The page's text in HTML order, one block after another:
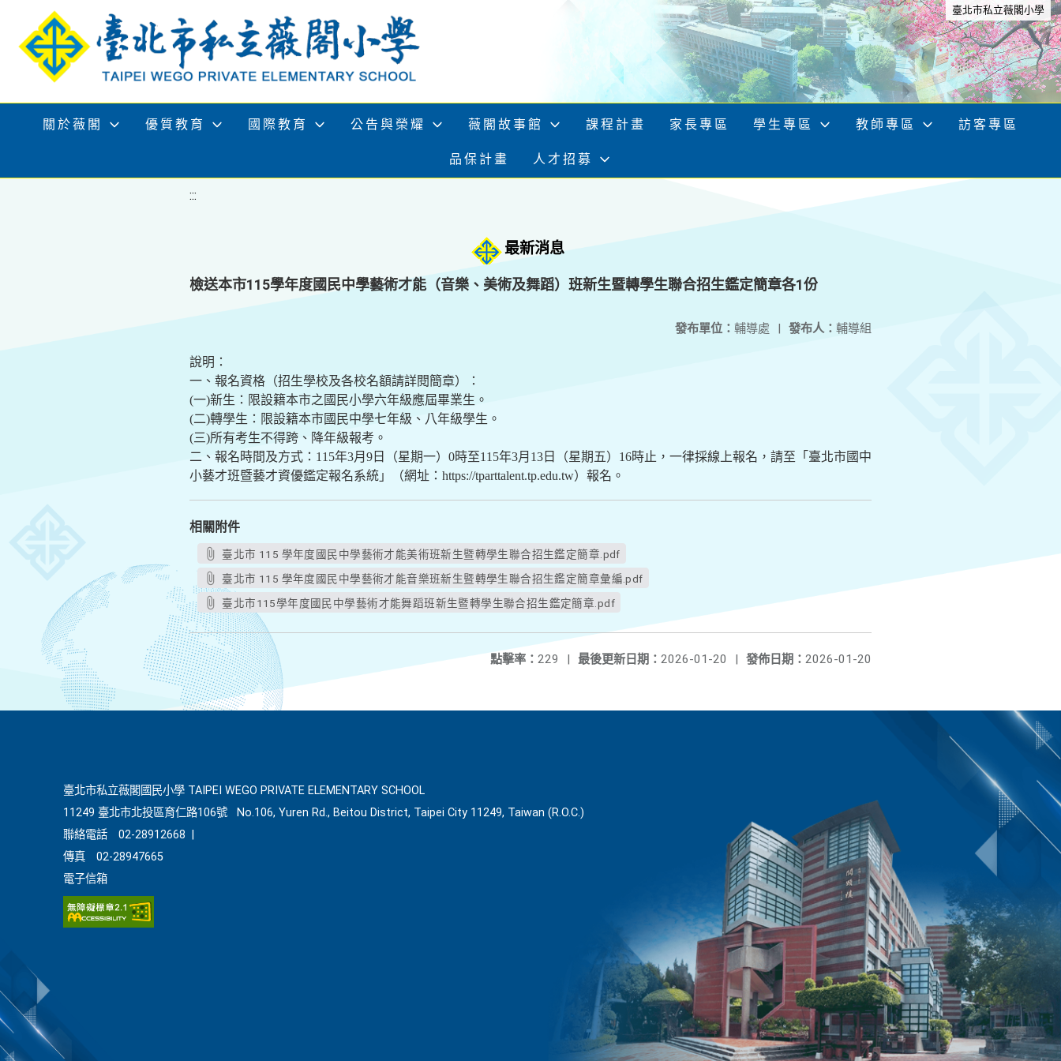
移至網頁之主要內容區位置 臺北市私立薇閣小學
關於薇閣 優質教育 國際教育 公告與榮耀 薇閣故事館 課程計畫 家長專區 學生專區 教師專區 訪客專區
品保計畫 人才招募
:::
最新消息
檢送本市115學年度國民中學藝術才能（音樂、美術及舞蹈）班新生暨轉學生聯合招生鑑定簡章各1份
發布人： 輔導組
發布單位： 輔導處 |
說明：
一、報名資格（招生學校及各校名額請詳閱簡章）：
(一)新生：限設籍本市之國民小學六年級應屆畢業生。
(二)轉學生：限設籍本市國民中學七年級、八年級學生。
(三)所有考生不得跨、降年級報考。
二、報名時間及方式：115年3月9日（星期一）0時至115年3月13日（星期五）16時止，一律採線上報名，請至「臺北市國中
小藝才班暨藝才資優鑑定報名系統」（網址：https://tparttalent.tp.edu.tw）報名。
相關附件
臺北市 115 學年度國民中學藝術才能美術班新生暨轉學生聯合招生鑑定簡章.pdf
臺北市 115 學年度國民中學藝術才能音樂班新生暨轉學生聯合招生鑑定簡章彙編.pdf
臺北市115學年度國民中學藝術才能舞蹈班新生暨轉學生聯合招生鑑定簡章.pdf
發佈日期： 2026-01-20
最後更新日期： 2026-01-20 |
點擊率： 229 |
臺北市私立薇閣國民小學 TAIPEI WEGO PRIVATE ELEMENTARY SCHOOL
11249 臺北市北投區育仁路106號
No.106, Yuren Rd., Beitou District, Taipei City 11249, Taiwan (R.O.C.)
聯絡電話
02-28912668
傳真
02-28947665
電子信箱